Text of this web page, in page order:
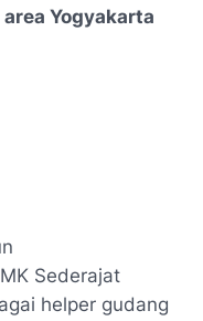
Yogyakarta
Sederajat
helper gudang